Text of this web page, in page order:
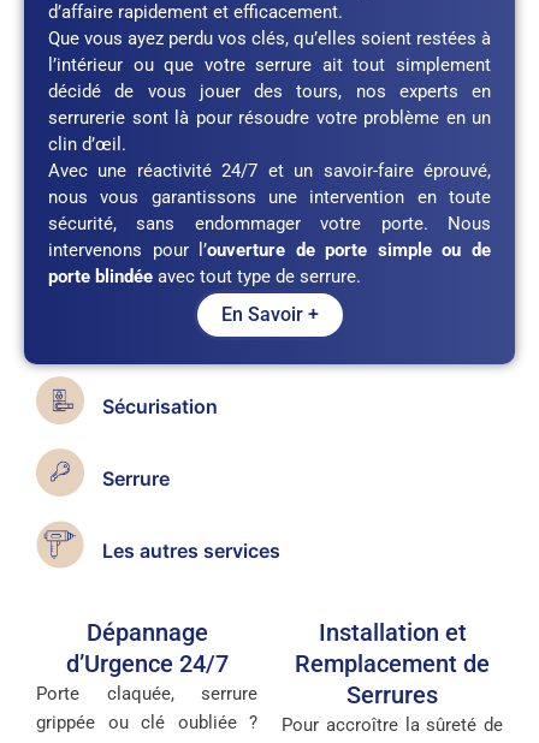
d’affaire rapidement et efficacement.
Que vous ayez perdu vos clés, qu’elles soient restées à
l’intérieur ou que votre serrure ait tout simplement
décidé de vous jouer des tours, nos experts en
serrurerie sont là pour résoudre votre problème en un
clin d’œil.
Avec une réactivité 24/7 et un savoir-faire éprouvé,
nous vous garantissons une intervention en toute
sécurité, sans endommager votre porte. Nous
intervenons pour l’ouverture de porte simple ou de
porte blindée avec tout type de serrure.
En Savoir +
Sécurisation
Serrure
Les autres services
Dépannage
d’Urgence 24/7
Porte claquée, serrure
grippée ou clé oubliée ?
Installation et
Remplacement de
Serrures
Pour accroître la sûreté de